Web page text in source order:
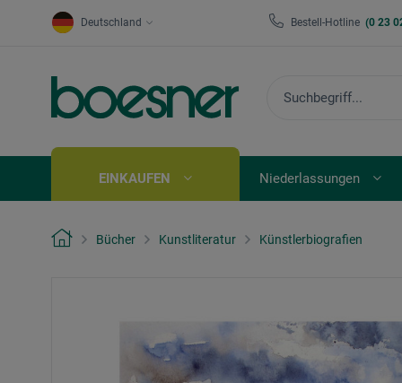
Deutschland Bestell-Hotline (0 23
EINKAUFEN Niederlassungen
Bücher Kunstliteratur Künstlerbiografien